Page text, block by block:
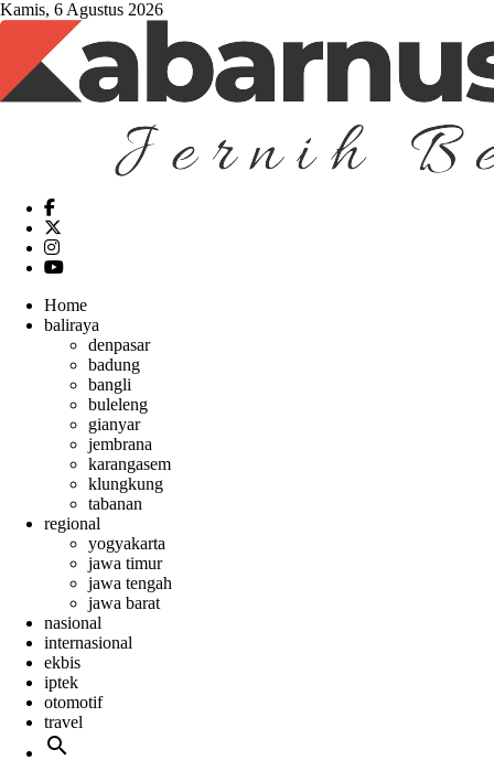
Kamis, 6 Agustus 2026
Home
baliraya
denpasar
badung
bangli
buleleng
gianyar
jembrana
karangasem
klungkung
tabanan
regional
yogyakarta
jawa timur
jawa tengah
jawa barat
nasional
internasional
ekbis
iptek
otomotif
travel
search